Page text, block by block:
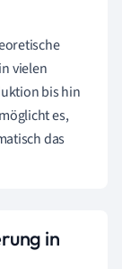
vielen
bis hin
es,
das
in